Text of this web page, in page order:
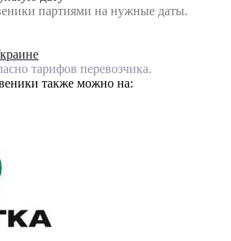
партиями на нужные даты.
тарифов перевозчика.
также можно на: